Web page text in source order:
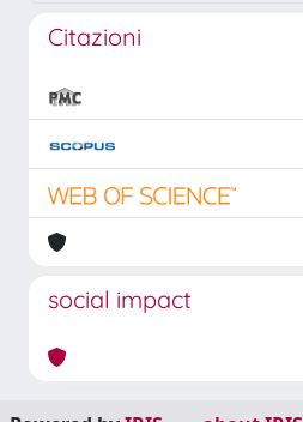
Citazioni
social impact